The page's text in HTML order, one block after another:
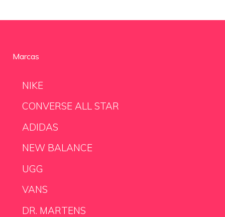
Marcas
NIKE
CONVERSE ALL STAR
ADIDAS
NEW BALANCE
UGG
VANS
DR. MARTENS